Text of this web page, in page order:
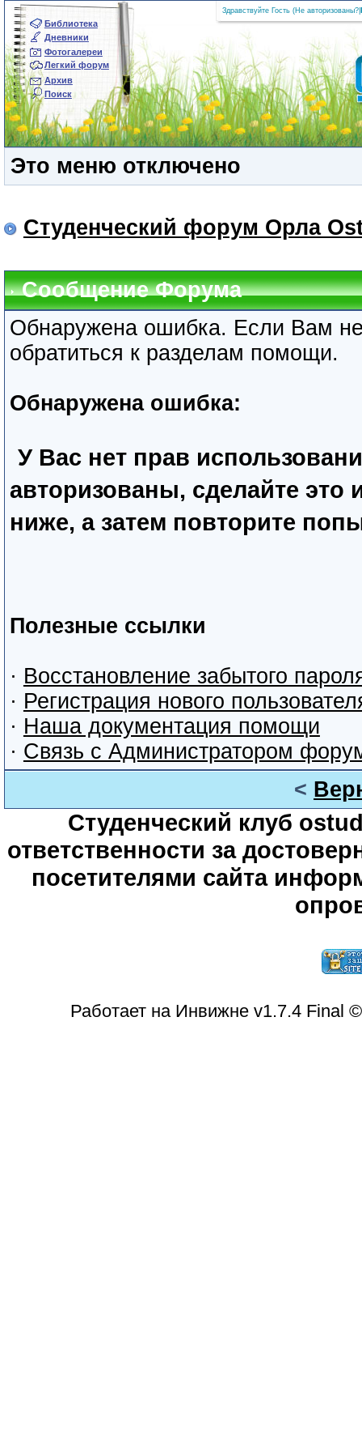
Библиотека
Дневники
Фотогалереи
Легкий форум
Архив
Поиск
Здравствуйте Гость (Не авторизованы?
Это меню отключено
Студенческий форум Орла
Сообщение Форума
Обнаружена ошибка. Если Вам
обратиться к разделам помощи.
Обнаружена ошибка:
У Вас нет прав
авторизованы, сделайте это
ниже, а затем повторите
Полезные ссылки
· Восстановление забытого
· Регистрация нового
· Наша документация помощи
· Связь с Администратором
<
Студенческий клуб
ответственности за
посетителями сайта
Работает на Инвижне v1.7.4 Final